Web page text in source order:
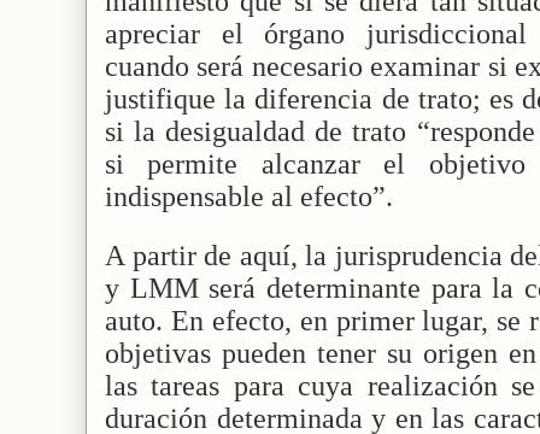
apreciar el órgano jurisdiccional
cuando será necesario examinar si
justifique la diferencia de trato; es
si la desigualdad de trato
si permite alcanzar el
indispensable al efecto”.
A partir de aquí, la jurisprudencia
y LMM será determinante para la
auto. En efecto, en primer lugar, se
objetivas pueden tener su origen
las tareas para cuya realización
duración determinada y en las